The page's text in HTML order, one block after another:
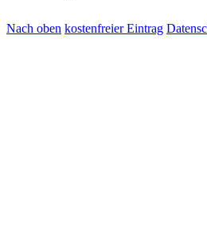
Nach oben kostenfreier Eintrag